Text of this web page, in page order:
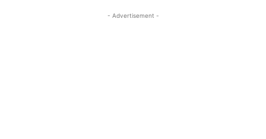
- Advertisement -